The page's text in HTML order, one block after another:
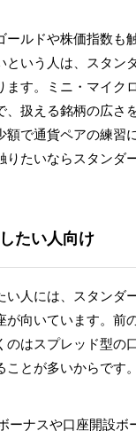
ールドや株価指数も
という人は、スタン
ます。ミニ・マイク
、扱える銘柄の広さ
額で通貨ペアの練習
りたいならスタンダ
たい人向け
い人には、スタンダ
が向いています。前
のはスプレッド型の
とが多いからです。
ーナスや口座開設ボ